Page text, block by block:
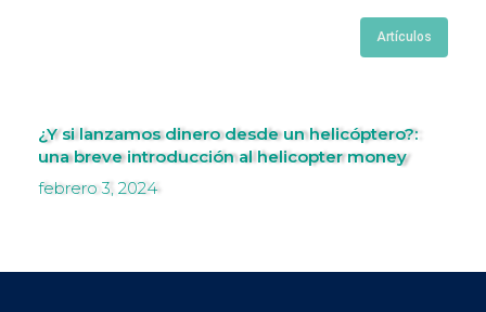
Artículos
¿Y si lanzamos dinero desde un helicóptero?:
una breve introducción al helicopter money
febrero 3, 2024